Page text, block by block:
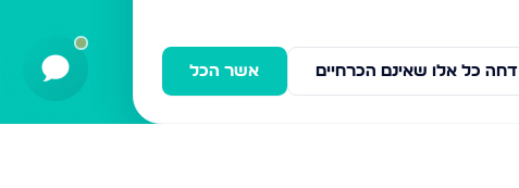
ביתר עילית
אשר הכל דחה כל אלו שאינם הכרחיים